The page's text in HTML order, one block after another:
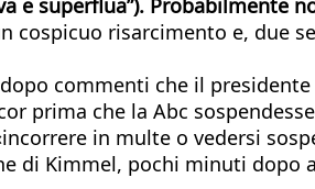
e superflua”). Probabilmente
cospicuo risarcimento e, due
commenti che il
prima che la Abc
in multe o vedersi
di Kimmel, pochi minuti dopo